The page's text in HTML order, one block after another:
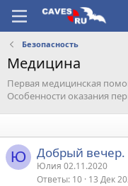
Безопасность
Медицина
Первая медицинская
Особенности оказания
Ю Добрый вечер.
Юлия 02.11.2020
Ответы 10 13 Дек